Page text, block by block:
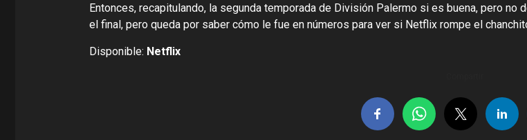
Entonces, recapitulando, la segunda temporada de División Palermo si es buena, pero
el final, pero queda por saber cómo le fue en números para ver si Netflix rompe el
Disponible: Netflix